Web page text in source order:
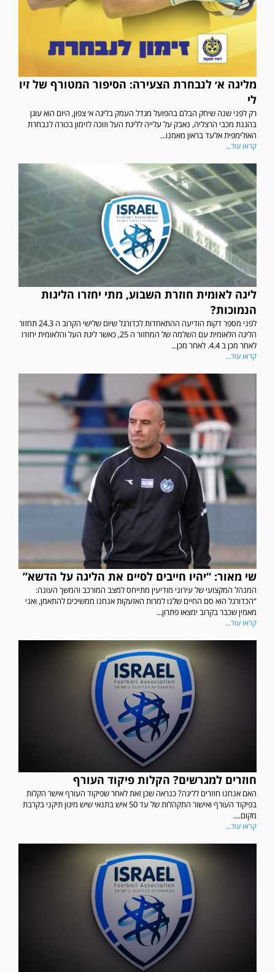
מליגה א׳ לנבחרת הצעירה: הסיפור המטורף של זיו
לי
רק לפני שנה שיחק הבלם בהפועל מגדל העמק בליגה א׳ צפון, היום הוא עוגן
בהגנת מכבי הרצליה, נאבק על עלייה לליגת העל וזוכה לזימון בכורה לנבחרת
האולימפית אלעד בראון מאמנו...
קראו עוד...
ליגה לאומית חוזרת השבוע, מתי יחזרו הליגות
הנמוכות?
לפני מספר דקות הודיעה ההתאחדות לכדורגל שיום שלישי הקרוב ה 24.3 תחזור
הליגה הלאומית עם השלמה של המחזור ה 25, כאשר ליגת העל והלאומית יחזרו
לאחר מכן ב 4.4. לאחר מכן...
קראו עוד...
שי מאור: “יהיו חייבים לסיים את הליגה על הדשא”
המנהל המקצועי של עירוני מודיעין מתייחס למצב המורכב והמשך העונה:
“הכדורגל הוא סם החיים שלנו למרות האזעקות אנחנו ממשיכים להתאמן, ואני
מאמין שכבר בקרוב ימצאו פתרון...
קראו עוד...
חוזרים למגרשים? הקלות פיקוד העורף
האם אנחנו חוזרים לליגה? כנראה שכן זאת לאחר שפיקוד העורף אישר הקלות
בפיקוד העורף ואישור התקהלות של עד 50 איש בתנאי שיש מיגון תיקני בקרבת
מקום....
קראו עוד...